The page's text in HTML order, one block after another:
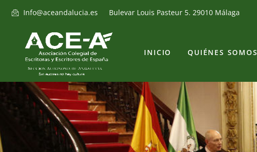
Info@aceandalucia.es Bulevar Louis Pasteur 5. 29010 Málaga
INICIO QUIÉNES SOMOS